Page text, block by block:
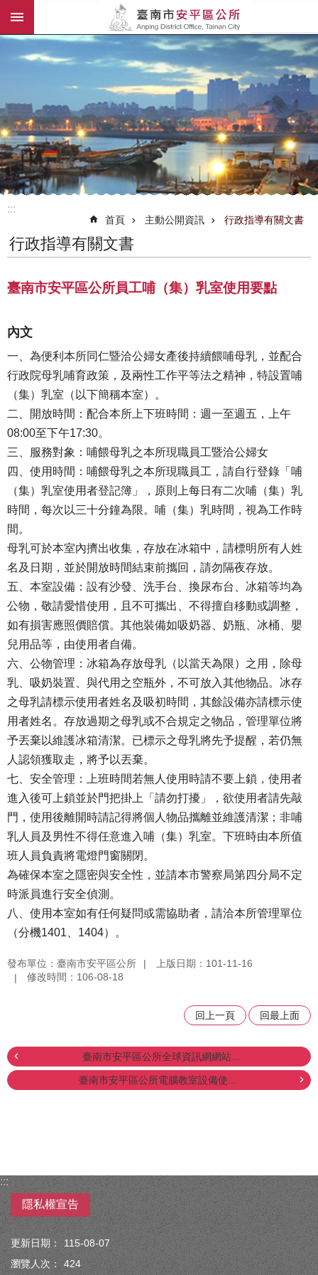
跳到主要內容區塊
:::
首頁 主動公開資訊 行政指導有關文書
行政指導有關文書
臺南市安平區公所員工哺（集）乳室使用要點
內文
一、為便利本所同仁暨洽公婦女產後持續餵哺母乳，並配合
行政院母乳哺育政策，及兩性工作平等法之精神，特設置哺
（集）乳室（以下簡稱本室）。
二、開放時間：配合本所上下班時間：週一至週五，上午
08:00至下午17:30。
三、服務對象：哺餵母乳之本所現職員工暨洽公婦女
四、使用時間：哺餵母乳之本所現職員工，請自行登錄「哺
（集）乳室使用者登記簿」，原則上每日有二次哺（集）乳
時間，每次以三十分鐘為限。哺（集）乳時間，視為工作時
間。
母乳可於本室內擠出收集，存放在冰箱中，請標明所有人姓
名及日期，並於開放時間結束前攜回，請勿隔夜存放。
五、本室設備：設有沙發、洗手台、換尿布台、冰箱等均為
公物，敬請愛惜使用，且不可攜出、不得擅自移動或調整，
如有損害應照價賠償。其他裝備如吸奶器、奶瓶、冰桶、嬰
兒用品等，由使用者自備。
六、公物管理：冰箱為存放母乳（以當天為限）之用，除母
乳、吸奶裝置、與代用之空瓶外，不可放入其他物品。冰存
之母乳請標示使用者姓名及吸初時間，其餘設備亦請標示使
用者姓名。存放過期之母乳或不合規定之物品，管理單位將
予丟棄以維護冰箱清潔。已標示之母乳將先予提醒，若仍無
人認領獲取走，將予以丟棄。
七、安全管理：上班時間若無人使用時請不要上鎖，使用者
進入後可上鎖並於門把掛上「請勿打擾」，欲使用者請先敲
門，使用後離開時請記得將個人物品攜離並維護清潔；非哺
乳人員及男性不得任意進入哺（集）乳室。下班時由本所值
班人員負責將電燈門窗關閉。
為確保本室之隱密與安全性，並請本市警察局第四分局不定
時派員進行安全偵測。
八、使用本室如有任何疑問或需協助者，請洽本所管理單位
（分機1401、1404）。
發布單位：臺南市安平區公所
上版日期：101-11-16
修改時間：106-08-18
回上一頁 回最上面
臺南市安平區公所全球資訊網網站...
臺南市安平區公所電腦教室設備使...
:::
隱私權宣告
更新日期：
115-08-07
瀏覽人次：
424